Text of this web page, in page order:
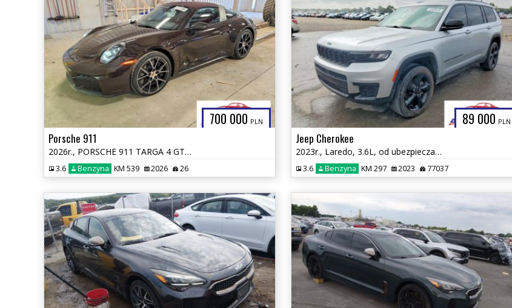
700 000 PLN
Porsche 911
2026r., PORSCHE 911 TARGA 4 GTS, 3.6L, od ubezpieczalni
3.6 Benzyna KM 539 2026 26
89 000 PLN
Jeep Cherokee
2023r., Laredo, 3.6L, od ubezpieczalni
3.6 Benzyna KM 297 2023 77037